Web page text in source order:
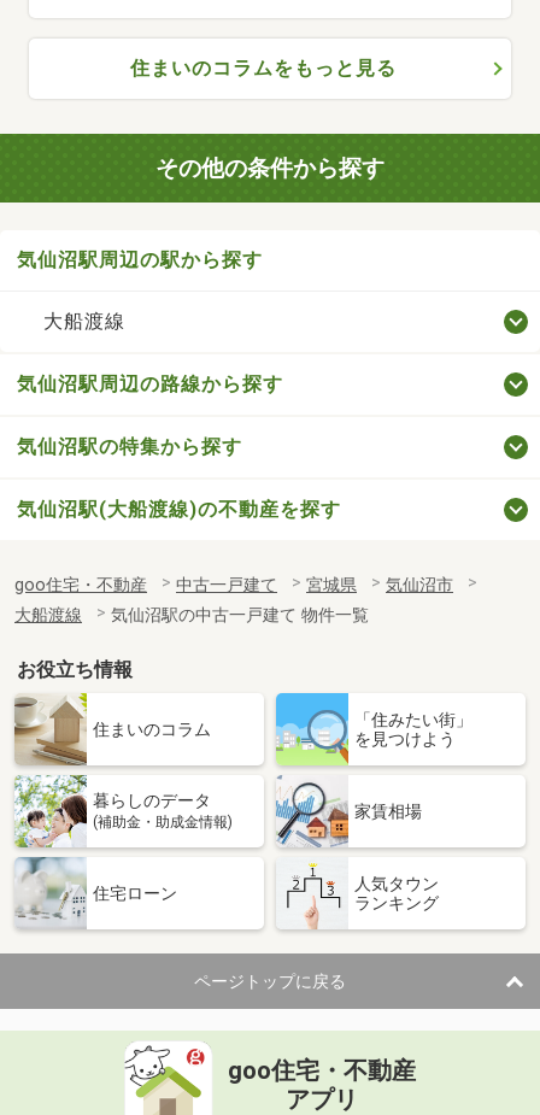
住まいのコラムをもっと見る
その他の条件から探す
気仙沼駅周辺の駅から探す
大船渡線
気仙沼駅周辺の路線から探す
気仙沼駅の特集から探す
気仙沼駅(大船渡線)の不動産を探す
goo住宅・不動産 中古一戸建て 宮城県
気仙沼市
大船渡線
気仙沼駅の中古一戸建て 物件一覧
お役立ち情報
住まいのコラム
「住みたい街」
を見つけよう
暮らしのデータ
(補助金・助成金情報)
家賃相場
住宅ローン
人気タウン
ランキング
ページトップに戻る
goo住宅・不動産
アプリ